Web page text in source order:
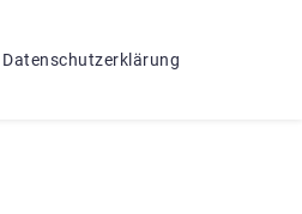
Datenschutzerklärung